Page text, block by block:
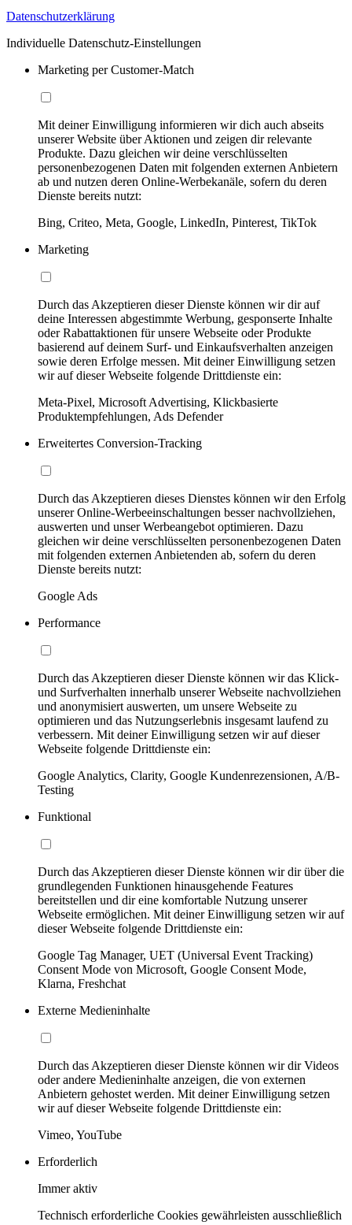
Datenschutzerklärung
Individuelle Datenschutz-Einstellungen
Marketing per Customer-Match
Mit deiner Einwilligung informieren wir dich auch abseits
unserer Website über Aktionen und zeigen dir relevante
Produkte. Dazu gleichen wir deine verschlüsselten
personenbezogenen Daten mit folgenden externen Anbietern
ab und nutzen deren Online-Werbekanäle, sofern du deren
Dienste bereits nutzt:
Bing, Criteo, Meta, Google, LinkedIn, Pinterest, TikTok
Marketing
Durch das Akzeptieren dieser Dienste können wir dir auf
deine Interessen abgestimmte Werbung, gesponserte Inhalte
oder Rabattaktionen für unsere Webseite oder Produkte
basierend auf deinem Surf- und Einkaufsverhalten anzeigen
sowie deren Erfolge messen. Mit deiner Einwilligung setzen
wir auf dieser Webseite folgende Drittdienste ein:
Meta-Pixel, Microsoft Advertising, Klickbasierte
Produktempfehlungen, Ads Defender
Erweitertes Conversion-Tracking
Durch das Akzeptieren dieses Dienstes können wir den Erfolg
unserer Online-Werbeeinschaltungen besser nachvollziehen,
auswerten und unser Werbeangebot optimieren. Dazu
gleichen wir deine verschlüsselten personenbezogenen Daten
mit folgenden externen Anbietenden ab, sofern du deren
Dienste bereits nutzt:
Google Ads
Performance
Durch das Akzeptieren dieser Dienste können wir das Klick-
und Surfverhalten innerhalb unserer Webseite nachvollziehen
und anonymisiert auswerten, um unsere Webseite zu
optimieren und das Nutzungserlebnis insgesamt laufend zu
verbessern. Mit deiner Einwilligung setzen wir auf dieser
Webseite folgende Drittdienste ein:
Google Analytics, Clarity, Google Kundenrezensionen, A/B-
Testing
Funktional
Durch das Akzeptieren dieser Dienste können wir dir über die
grundlegenden Funktionen hinausgehende Features
bereitstellen und dir eine komfortable Nutzung unserer
Webseite ermöglichen. Mit deiner Einwilligung setzen wir auf
dieser Webseite folgende Drittdienste ein:
Google Tag Manager, UET (Universal Event Tracking)
Consent Mode von Microsoft, Google Consent Mode,
Klarna, Freshchat
Externe Medieninhalte
Durch das Akzeptieren dieser Dienste können wir dir Videos
oder andere Medieninhalte anzeigen, die von externen
Anbietern gehostet werden. Mit deiner Einwilligung setzen
wir auf dieser Webseite folgende Drittdienste ein:
Vimeo, YouTube
Erforderlich
Immer aktiv
Technisch erforderliche Cookies gewährleisten ausschließlich